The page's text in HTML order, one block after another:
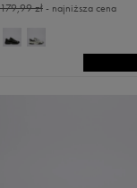
179,99 zł- najniższa cena